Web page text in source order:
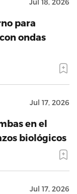
Jul 18, 2026
para
ondas
Jul 17, 2026
en el
biológicos
Jul 17, 2026